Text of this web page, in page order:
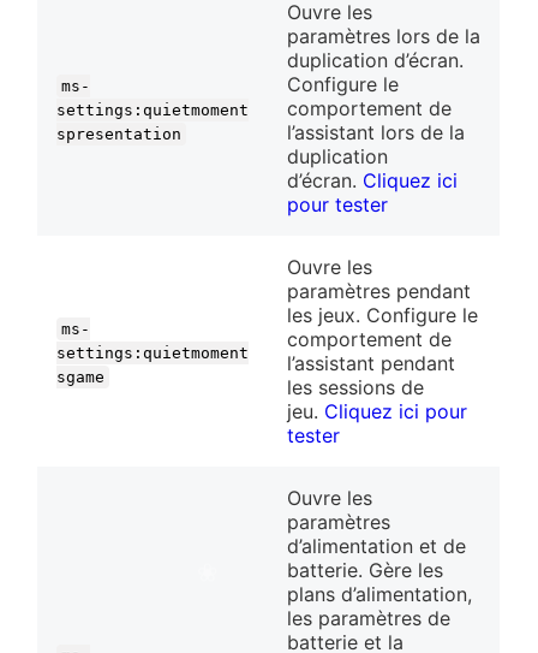
ms-
settings:quietmoment
spresentation
Ouvre les
paramètres lors de la
duplication d’écran.
Configure le
comportement de
l’assistant lors de la
duplication
d’écran. Cliquez ici
pour tester
ms-
settings:quietmoment
sgame
Ouvre les
paramètres pendant
les jeux. Configure le
comportement de
l’assistant pendant
les sessions de
jeu. Cliquez ici pour
tester
Ouvre les
paramètres
d’alimentation et de
batterie. Gère les
plans d’alimentation,
les paramètres de
batterie et la